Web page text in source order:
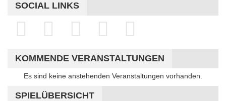
SOCIAL LINKS
KOMMENDE VERANSTALTUNGEN
Hinweis
Es sind keine anstehenden Veranstaltungen vorhanden.
SPIELÜBERSICHT